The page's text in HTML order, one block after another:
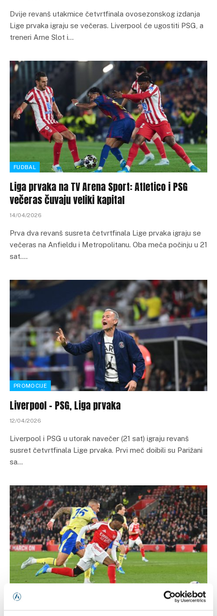
Dvije revanš utakmice četvrtfinala ovosezonskog izdanja
Lige prvaka igraju se večeras. Liverpool će ugostiti PSG, a
treneri Arne Slot i…
FUDBAL
Liga prvaka na TV Arena Sport: Atletico i PSG
večeras čuvaju veliki kapital
14/04/2026
Prva dva revanš susreta četvrtfinala Lige prvaka igraju se
večeras na Anfieldu i Metropolitanu. Oba meča počinju u 21
sat.…
PROMOCIJE
Liverpool – PSG, Liga prvaka
12/04/2026
Liverpool i PSG u utorak navečer (21 sat) igraju revanš
susret četvrtfinala Lige prvaka. Prvi meč doibili su Parižani
sa…
FUDBAL
Premier League na TV Arena Sport: Lider